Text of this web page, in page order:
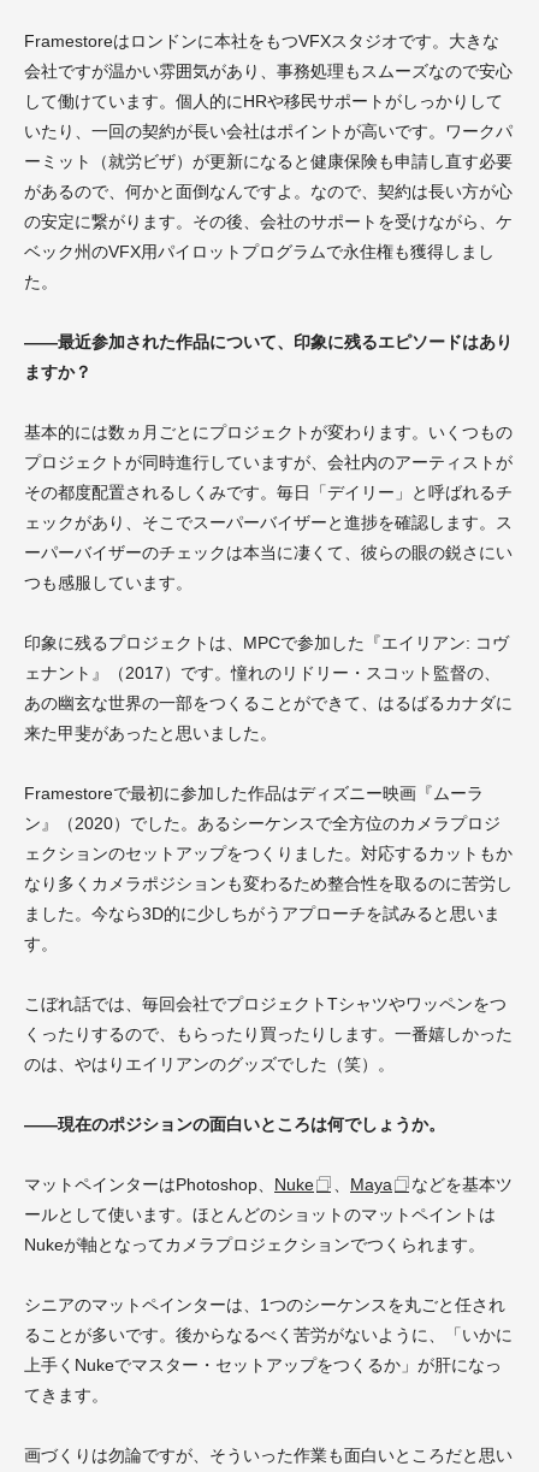
Framestoreはロンドンに本社をもつVFXスタジオです。大きな
会社ですが温かい雰囲気があり、事務処理もスムーズなので安心
して働けています。個人的にHRや移民サポートがしっかりして
いたり、一回の契約が長い会社はポイントが高いです。ワークパ
ーミット（就労ビザ）が更新になると健康保険も申請し直す必要
があるので、何かと面倒なんですよ。なので、契約は長い方が心
の安定に繋がります。その後、会社のサポートを受けながら、ケ
ベック州のVFX用パイロットプログラムで永住権も獲得しまし
た。
――最近参加された作品について、印象に残るエピソードはあり
ますか？
基本的には数ヵ月ごとにプロジェクトが変わります。いくつもの
プロジェクトが同時進行していますが、会社内のアーティストが
その都度配置されるしくみです。毎日「デイリー」と呼ばれるチ
ェックがあり、そこでスーパーバイザーと進捗を確認します。ス
ーパーバイザーのチェックは本当に凄くて、彼らの眼の鋭さにい
つも感服しています。
印象に残るプロジェクトは、MPCで参加した『エイリアン: コヴ
ェナント』（2017）です。憧れのリドリー・スコット監督の、
あの幽玄な世界の一部をつくることができて、はるばるカナダに
来た甲斐があったと思いました。
Framestoreで最初に参加した作品はディズニー映画『ムーラ
ン』（2020）でした。あるシーケンスで全方位のカメラプロジ
ェクションのセットアップをつくりました。対応するカットもか
なり多くカメラポジションも変わるため整合性を取るのに苦労し
ました。今なら3D的に少しちがうアプローチを試みると思いま
す。
こぼれ話では、毎回会社でプロジェクトTシャツやワッペンをつ
くったりするので、もらったり買ったりします。一番嬉しかった
のは、やはりエイリアンのグッズでした（笑）。
――現在のポジションの面白いところは何でしょうか。
マットペインターはPhotoshop、 Nuke Maya
などを基本ツ
ールとして使います。ほとんどのショットのマットペイントは
Nukeが軸となってカメラプロジェクションでつくられます。
シニアのマットペインターは、1つのシーケンスを丸ごと任され
ることが多いです。後からなるべく苦労がないように、「いかに
上手くNukeでマスター・セットアップをつくるか」が肝になっ
てきます。
画づくりは勿論ですが、そういった作業も面白いところだと思い